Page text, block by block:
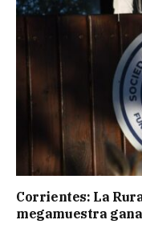
Corrientes: La
megamuestra